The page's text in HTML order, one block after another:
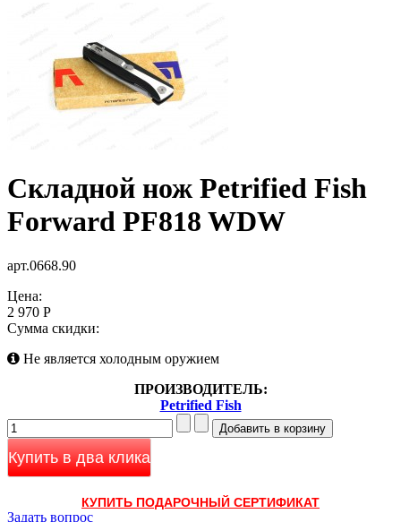
Складной нож Petrified Fish
Forward PF818 WDW
арт.0668.90
Цена:
2 970 Р
Сумма скидки:
Не является холодным оружием
ПРОИЗВОДИТЕЛЬ:
Petrified Fish
Купить в два клика
КУПИТЬ ПОДАРОЧНЫЙ СЕРТИФИКАТ
Задать вопрос